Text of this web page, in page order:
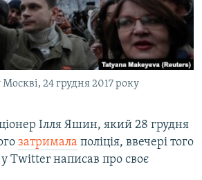
КРИМУ24 грудня 2017 року
Ілля Яшин, який 28 грудня
затримала поліція, ввечері того
Twitter написав про своє